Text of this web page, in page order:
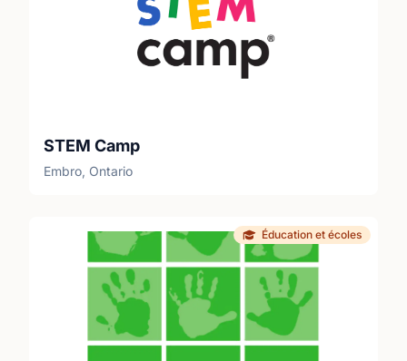
STEM Camp
Embro, Ontario
Éducation et écoles